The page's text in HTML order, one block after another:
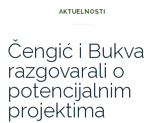
AKTUELNOSTI
Čengić i Bukva
razgovarali o
potencijalnim
projektima